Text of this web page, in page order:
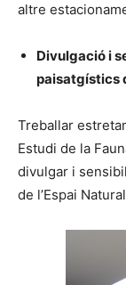
altre
Divulgació i
paisatgístics
Treballar
Estudi de la
divulgar i
de l’Espai